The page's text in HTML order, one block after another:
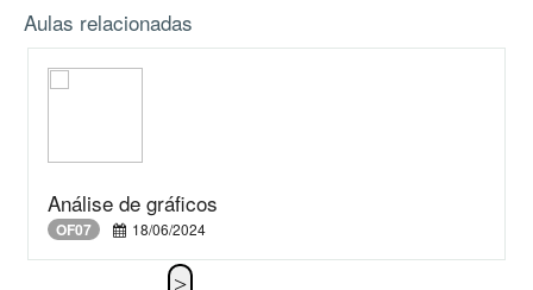
Aulas relacionadas
Análise de gráficos
OF07 18/06/2024